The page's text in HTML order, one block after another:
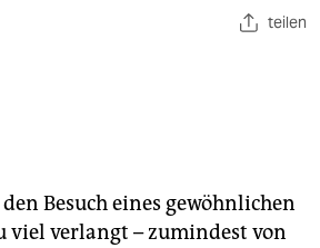
teilen
Besuch eines gewöhnlichen
viel verlangt – zumindest von